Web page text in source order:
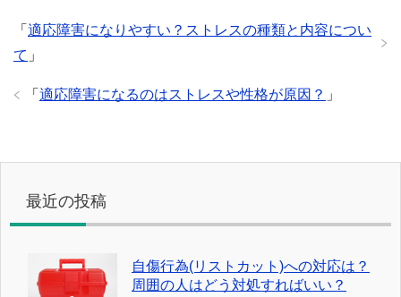
「 適応障害になりやすい？ストレスの種類と内容につい
て 」
「 適応障害になるのはストレスや性格が原因？ 」
最近の投稿
自傷行為(リストカット)への対応は？
周囲の人はどう対処すればいい？